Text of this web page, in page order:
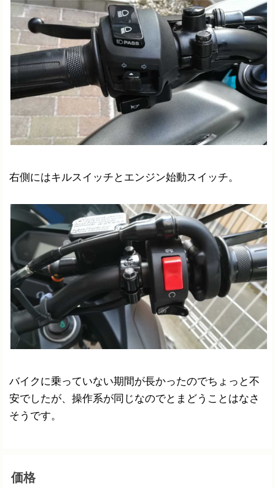
右側にはキルスイッチとエンジン始動スイッチ。
バイクに乗っていない期間が長かったのでちょっと不
安でしたが、操作系が同じなのでとまどうことはなさ
そうです。
価格